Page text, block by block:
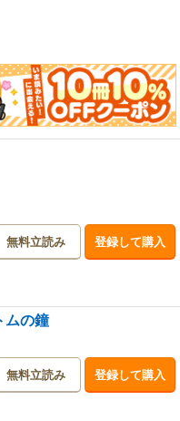
無料立読み 登録して購入
ムの鐘
無料立読み 登録して購入